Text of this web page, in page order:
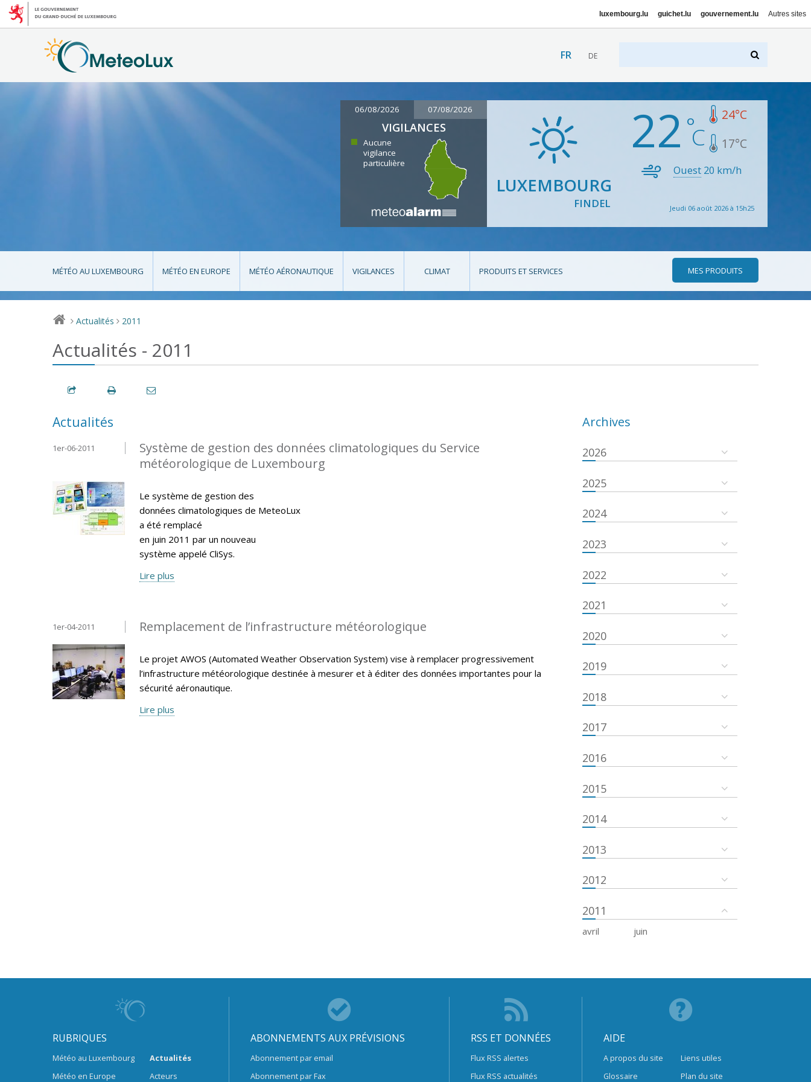
luxembourg.lu guichet.lu gouvernement.lu Autres sites
FR DE
06/08/2026 07/08/2026
VIGILANCES
Aucune
vigilance
particulière
LUXEMBOURG
FINDEL
22 24°C
17°C
Ouest 20 km/h
Jeudi 06 août 2026 à 15h25
MÉTÉO AU LUXEMBOURG MÉTÉO EN EUROPE MÉTÉO AÉRONAUTIQUE VIGILANCES CLIMAT PRODUITS ET SERVICES MES PRODUITS
> Actualités > 2011
Actualités - 2011
Actualités
Système de gestion des données climatologiques du Service
météorologique de Luxembourg
1er-06-2011
Le système de gestion des
données climatologiques de MeteoLux
a été remplacé
en juin 2011 par un nouveau
système appelé CliSys.
Lire plus
Remplacement de l’infrastructure météorologique
1er-04-2011
Le projet AWOS (Automated Weather Observation System) vise à remplacer progressivement
l’infrastructure météorologique destinée à mesurer et à éditer des données importantes pour la
sécurité aéronautique.
Lire plus
Archives
2026
2025
2024
2023
2022
2021
2020
2019
2018
2017
2016
2015
2014
2013
2012
2011
avril juin
RUBRIQUES
Météo au Luxembourg
Météo en Europe
Actualités
Acteurs
ABONNEMENTS AUX PRÉVISIONS
Abonnement par email
Abonnement par Fax
RSS ET DONNÉES
Flux RSS alertes
Flux RSS actualités
AIDE
A propos du site
Glossaire
Liens utiles
Plan du site